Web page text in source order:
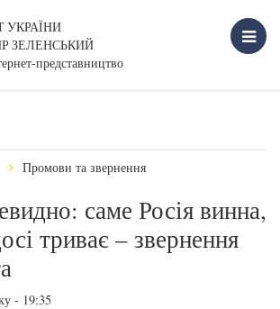
УКРАЇНИ
ЗЕЛЕНСЬКИЙ
представництво
Промови та звернення
саме Росія винна,
триває – звернення
- 19:35